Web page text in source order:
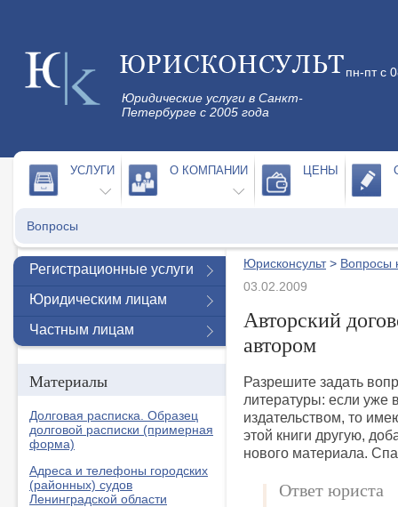
Юридические услуги в Санкт-
Петербурге с 2005 года
пн-пт с
УСЛУГИ О КОМПАНИИ ЦЕНЫ
Вопросы
Юрисконсульт> Вопросы
03.02.2009
Авторский
автором
Разрешите задать
литературы: если уже
издательством, то
этой книги другую,
нового материала.
Ответ юриста
Регистрационные услуги
Юридическим лицам
Частным лицам
Материалы
Долговая расписка. Образец
долговой расписки (примерная
форма)
Адреса и телефоны городских
(районных) судов
Ленинградской области